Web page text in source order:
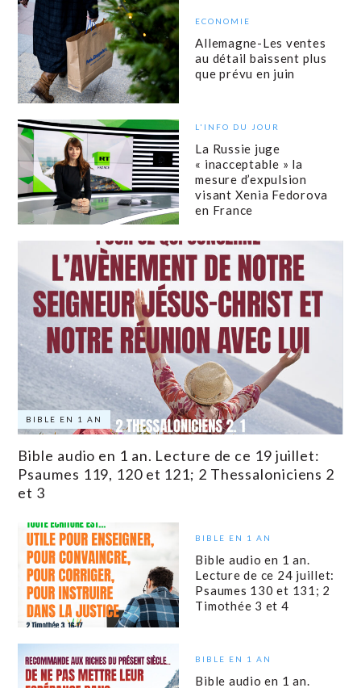
ECONOMIE
Allemagne-Les ventes
au détail baissent plus
que prévu en juin
L'INFO DU JOUR
La Russie juge
« inacceptable » la
mesure d’expulsion
visant Xenia Fedorova
en France
BIBLE EN 1 AN
Bible audio en 1 an. Lecture de ce 19 juillet:
Psaumes 119, 120 et 121; 2 Thessaloniciens 2
et 3
BIBLE EN 1 AN
Bible audio en 1 an.
Lecture de ce 24 juillet:
Psaumes 130 et 131; 2
Timothée 3 et 4
BIBLE EN 1 AN
Bible audio en 1 an.